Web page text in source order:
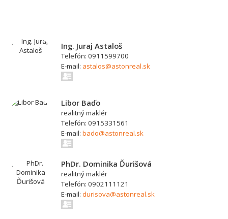
Ing. Juraj Astaloš
Telefón: 0911599700
E-mail: astalos@astonreal.sk
Libor Baďo
realitný maklér
Telefón: 0915331561
E-mail: bado@astonreal.sk
PhDr. Dominika Ďurišová
realitný maklér
Telefón: 0902111121
E-mail: durisova@astonreal.sk